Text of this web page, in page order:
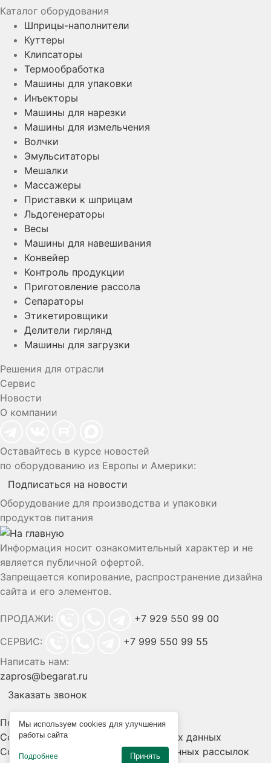
Мы используем cookies для улучшения
работы сайта
Подробнее Принять
Каталог оборудования
Шприцы-наполнители
Куттеры
Клипсаторы
Термообработка
Машины для упаковки
Инъекторы
Машины для нарезки
Машины для измельчения
Волчки
Эмульситаторы
Мешалки
Массажеры
Приставки к шприцам
Льдогенераторы
Весы
Машины для навешивания
Конвейер
Контроль продукции
Приготовление рассола
Сепараторы
Этикетировщики
Делители гирлянд
Машины для загрузки
Решения для отрасли
Сервис
Новости
О компании
Оставайтесь в курсе новостей
по оборудованию из Европы и Америки:
Подписаться на новости
Оборудование для производства и упаковки
продуктов питания
Информация носит ознакомительный характер и не
является публичной офертой.
Запрещается копирование, распространение дизайна
сайта и его элементов.
ПРОДАЖИ:
+7 929 550 99 00
СЕРВИС:
+7 999 550 99 55
Написать нам:
zapros@begarat.ru
Заказать звонок
Политика конфиденциальности
Согласие на обработку персональных данных
Согласие на получение информационных рассылок